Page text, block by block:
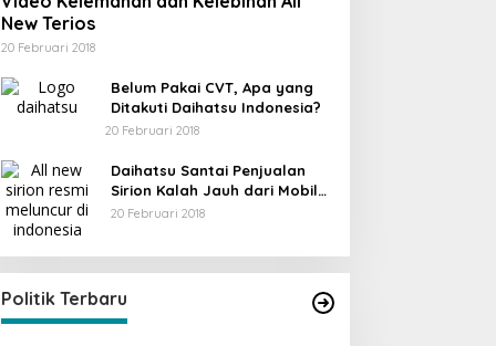
New Terios
20 Februari 2018
Belum Pakai CVT, Apa yang
Ditakuti Daihatsu Indonesia?
20 Februari 2018
Daihatsu Santai Penjualan
Sirion Kalah Jauh dari Mobil
LCGC
20 Februari 2018
Politik Terbaru
KPU Trenggalek Gelar Uji Publik
Desember 2022